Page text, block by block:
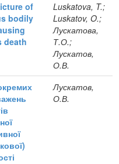
of
bodily
death
Luskatova, T.;
Luskatov, O.;
Лускатова,
Т.О.;
Лускатов,
О.В.
Лускатов,
О.В.